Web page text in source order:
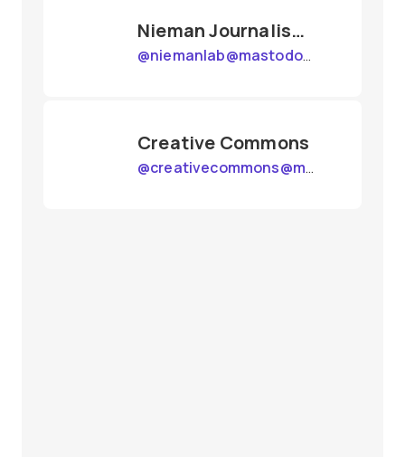
Nieman Journalism Lab
@niemanlab@mastodon.social
Creative Commons
@creativecommons@mastodon.social